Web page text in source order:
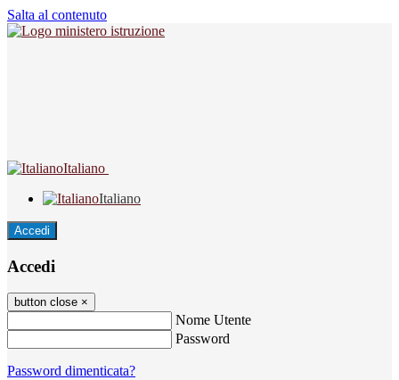
Salta al contenuto
Italiano
Italiano
Accedi
Accedi
button close ×
Nome Utente
Password
Password dimenticata?